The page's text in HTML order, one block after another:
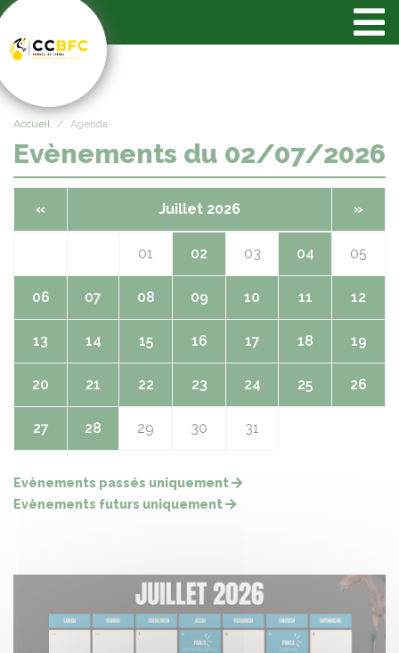
Accueil Agenda
Evènements du 02/07/2026
« Juillet 2026 »
01 02 03 04 05
06 07 08 09 10 11 12
13 14 15 16 17 18 19
20 21 22 23 24 25 26
27 28 29 30 31
Evènements passés uniquement
Evènements futurs uniquement
Panneau de gestion des cookies